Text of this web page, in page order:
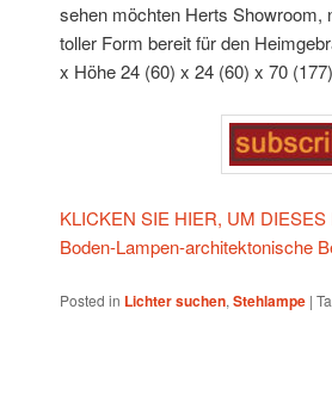
sehen möchten Herts Showroom,
toller Form bereit für den
x Höhe 24 (60) x 24 (60) x 70 (177)
KLICKEN SIE HIER, UM
Boden-Lampen-architektonische
Posted in Lichter suchen, Stehlampe |